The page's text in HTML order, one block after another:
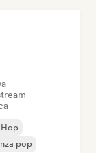
pop